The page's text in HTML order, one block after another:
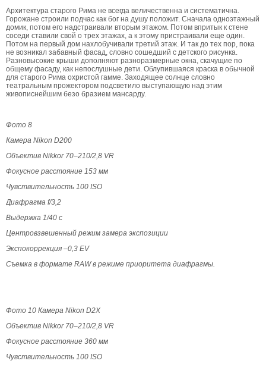
Архитектура старого Рима не всегда величественна и систематична.
Горожане строили подчас как бог на душу положит. Сначала одноэтажный
домик, потом его надстраивали вторым этажом. Потом впритык к стене
соседи ставили свой о трех этажах, а к этому пристраивали еще один.
Потом на первый дом нахлобучивали третий этаж. И так до тех пор, пока
не возникал забавный фасад, словно сошедший с детского рисунка.
Разновысокие крыши дополняют разноразмерные окна, скачущие по
общему фасаду, как непослушные дети. Облупившаяся краска в обычной
для старого Рима охристой гамме. Заходящее солнце словно
театральным прожектором подсветило выступающую над этим
живописнейшим безо бразием мансарду.
Фото 8
Камера Nikon D200
Объектив Nikkor 70–210/2,8 VR
Фокусное расстояние 153 мм
Чувствительность 100 ISO
Диафрагма f/3,2
Выдержка 1/40 с
Центровзвешенный режим замера экспозиции
Экспокоррекция –0,3 EV
Съемка в формате RAW в режиме приоритета диафрагмы.
Фото 10 Камера Nikon D2Х
Объектив Nikkor 70–210/2,8 VR
Фокусное расстояние 360 мм
Чувствительность 100 ISO